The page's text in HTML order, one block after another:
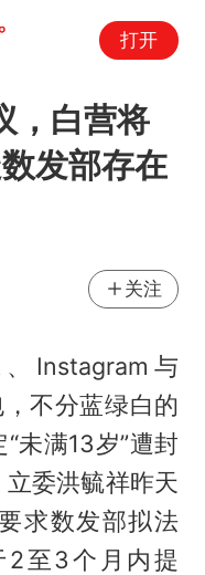
打开
，白营将
发部存在
关注
Instagram与
不分蓝绿白的
未满13岁”遭封
委洪毓祥昨天
求数发部拟法
2至3个月内提